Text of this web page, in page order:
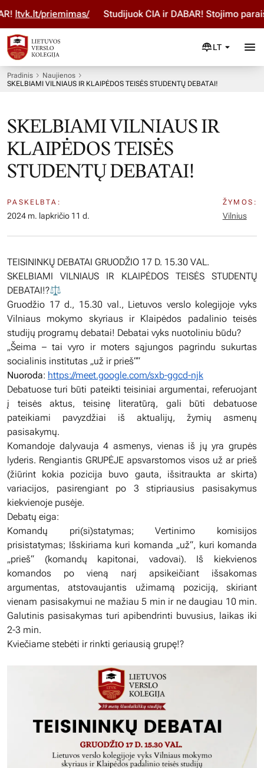
ltvk.lt/priemimas/ Studijuok ČIA ir DABAR! Stojimo
LT
Pradinis
Naujienos
SKELBIAMI VILNIAUS IR KLAIPĖDOS TEISĖS STUDENTŲ DEBATAI!
SKELBIAMI VILNIAUS IR
KLAIPĖDOS TEISĖS
STUDENTŲ DEBATAI!
PASKELBTA:
2024 m. lapkričio 11 d.
ŽYMOS:
Vilnius
TEISININKŲ DEBATAI GRUODŽIO 17 D. 15.30 VAL.
SKELBIAMI VILNIAUS IR KLAIPĖDOS TEISĖS STUDENTŲ
DEBATAI!?‍⚖️
Gruodžio 17 d., 15.30 val., Lietuvos verslo kolegijoje vyks
Vilniaus mokymo skyriaus ir Klaipėdos padalinio teisės
studijų programų debatai! Debatai vyks nuotoliniu būdu?
„Šeima – tai vyro ir moters sąjungos pagrindu sukurtas
socialinis institutas „už ir prieš““
Nuoroda: https://meet.google.com/sxb-ggcd-njk
Debatuose turi būti pateikti teisiniai argumentai, referuojant
į teisės aktus, teisinę literatūrą, gali būti debatuose
pateikiami pavyzdžiai iš aktualijų, žymių asmenų
pasisakymų.
Komandoje dalyvauja 4 asmenys, vienas iš jų yra grupės
lyderis. Rengiantis GRUPĖJE apsvarstomos visos už ar prieš
(žiūrint kokia pozicija buvo gauta, išsitraukta ar skirta)
variacijos, pasirengiant po 3 stipriausius pasisakymus
kiekvienoje pusėje.
Debatų eiga:
Komandų pri(si)statymas; Vertinimo komisijos
prisistatymas; Išskiriama kuri komanda „už“, kuri komanda
„prieš“ (komandų kapitonai, vadovai). Iš kiekvienos
komandos po vieną narį apsikeičiant išsakomas
argumentas, atstovaujantis užimamą poziciją, skiriant
vienam pasisakymui ne mažiau 5 min ir ne daugiau 10 min.
Galutinis pasisakymas turi apibendrinti buvusius, laikas iki
2-3 min.
Kviečiame stebėti ir rinkti geriausią grupę!?